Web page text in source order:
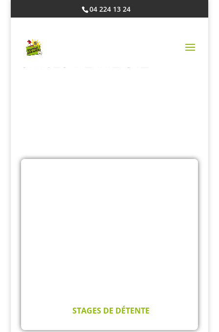
04 224 13 24
STAGES À LA FERME
STAGES DE DÉTENTE